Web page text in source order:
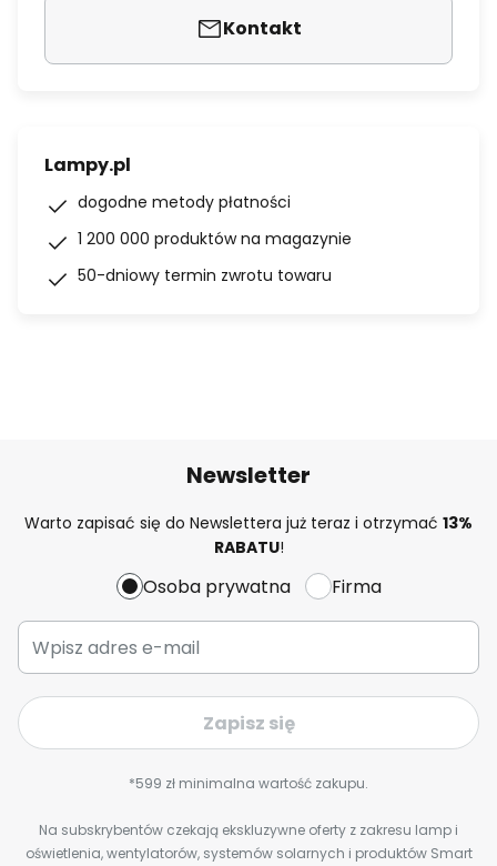
Kontakt
Lampy.pl
dogodne metody płatności
1 200 000 produktów na magazynie
50-dniowy termin zwrotu towaru
Newsletter
Warto zapisać się do Newslettera już teraz i otrzymać 13%
RABATU!
Osoba prywatna Firma
Zapisz się
*599 zł minimalna wartość zakupu.
Na subskrybentów czekają ekskluzywne oferty z zakresu lamp i
oświetlenia, wentylatorów, systemów solarnych i produktów Smart